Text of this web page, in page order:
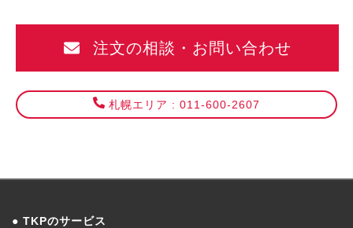
注文の相談・お問い合わせ
札幌エリア : 011-600-2607
TKPのサービス